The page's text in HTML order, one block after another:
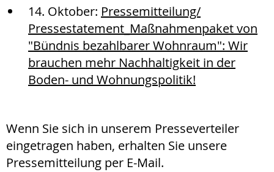
14. Oktober: Pressemitteilung/
Pressestatement_Maßnahmenpaket von
"Bündnis bezahlbarer Wohnraum": Wir
brauchen mehr Nachhaltigkeit in der
Boden- und Wohnungspolitik!
Wenn Sie sich in unserem Presseverteiler
eingetragen haben, erhalten Sie unsere
Pressemitteilung per E-Mail.